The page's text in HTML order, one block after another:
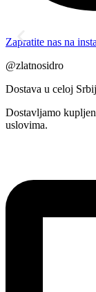
Zapratite nas na
@zlatnosidro
Dostava u celoj
Dostavljamo
uslovima.